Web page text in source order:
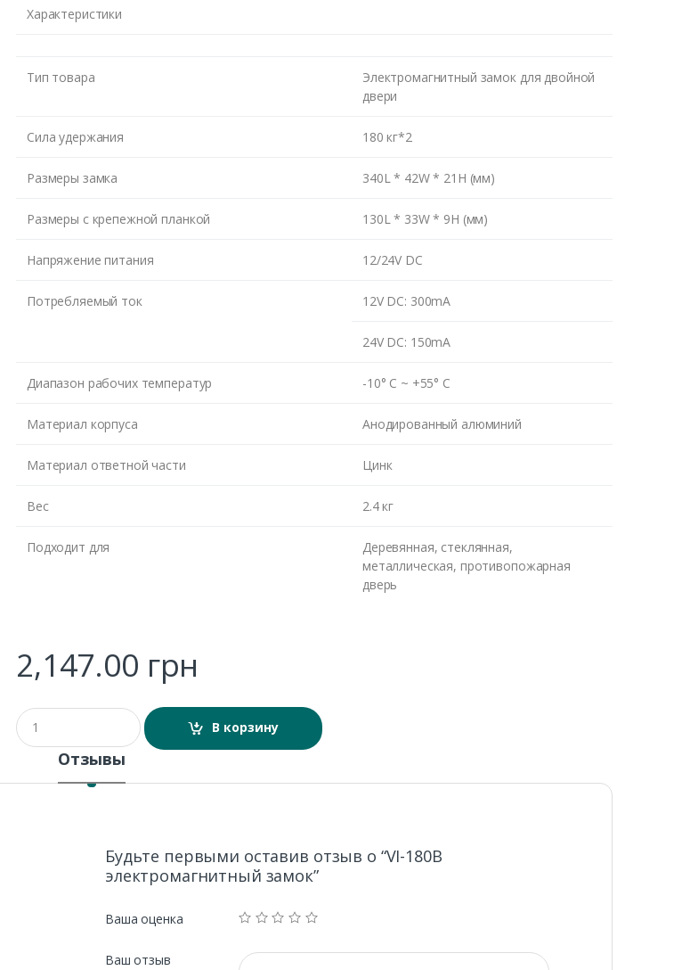
Характеристики
Тип товара
Электромагнитный замок для двойной
двери
Сила удержания 180 кг*2
Размеры замка 340L * 42W * 21H (мм)
Размеры c крепежной планкой 130L * 33W * 9H (мм)
Напряжение питания 12/24V DC
Потребляемый ток 12V DC: 300mA
24V DC: 150mA
Диапазон рабочих температур -10° C ~ +55° C
Материал корпуса Анодированный алюминий
Материал ответной части Цинк
Вес 2.4 кг
Подходит для
Деревянная, стеклянная,
металлическая, противопожарная
дверь
2,147.00 грн
Q
u
a
t
В корзину
Отзывы
Будьте первыми оставив отзыв о “VI-180B
электромагнитный замок”
Ваша оценка
Ваш отзыв